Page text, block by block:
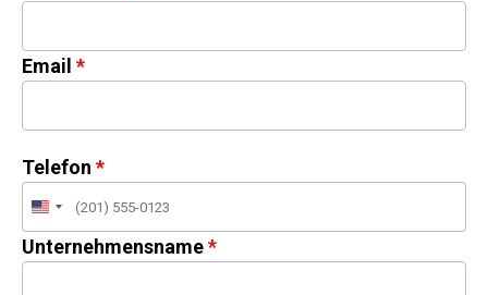
Email
Telefon
United
States
+1
Unternehmensname